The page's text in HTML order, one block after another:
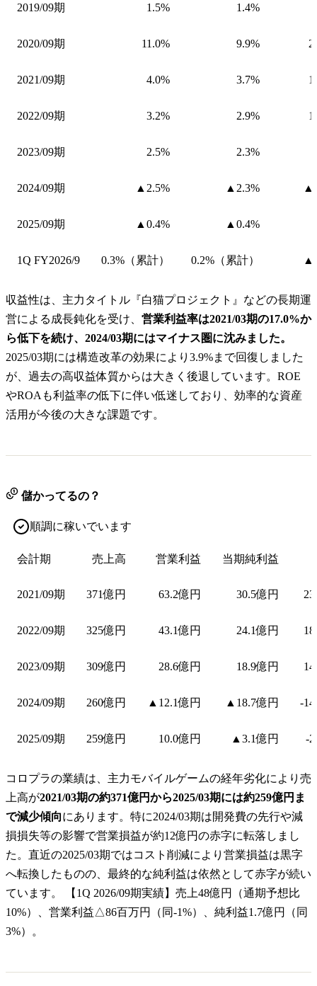
2019/09期 1.5% 1.4%
2020/09期 11.0% 9.9%
2021/09期 4.0% 3.7%
2022/09期 3.2% 2.9%
2023/09期 2.5% 2.3%
2024/09期 ▲2.5% ▲2.3%
2025/09期 ▲0.4% ▲0.4%
1Q FY2026/9 0.3%（累計） 0.2%（累計）
収益性は、主力タイトル『白猫プロジェクト』などの長期運
営による成長鈍化を受け、 営業利益率は2021/03期の17.0%か
ら低下を続け、2024/03期にはマイナス圏に沈みました。
2025/03期には構造改革の効果により3.9%まで回復しました
が、過去の高収益体質からは大きく後退しています。ROE
やROAも利益率の低下に伴い低迷しており、効率的な資産
活用が今後の大きな課題です。
儲かってるの？
順調に稼いでいます
会計期 売上高 営業利益 当期純利益
2021/09期 371億円 63.2億円 30.5億円
2022/09期 325億円 43.1億円 24.1億円
2023/09期 309億円 28.6億円 18.9億円
2024/09期 260億円 ▲12.1億円 ▲18.7億円 -
2025/09期 259億円 10.0億円 ▲3.1億円 -
コロプラの業績は、主力モバイルゲームの経年劣化により売
上高が2021/03期の約371億円から2025/03期には約259億円ま
で減少傾向にあります。特に2024/03期は開発費の先行や減
損損失等の影響で営業損益が約12億円の赤字に転落しまし
た。直近の2025/03期ではコスト削減により営業損益は黒字
へ転換したものの、最終的な純利益は依然として赤字が続い
ています。 【1Q 2026/09期実績】売上48億円（通期予想比
10%）、営業利益△86百万円（同-1%）、純利益1.7億円（同
3%）。